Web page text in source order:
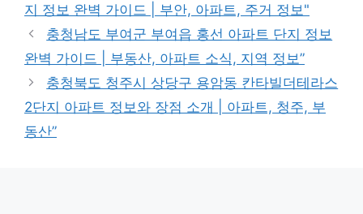
지 정보 완벽 가이드 | 부안, 아파트, 주거 정보"
충청남도 부여군 부여읍 홍선 아파트 단지 정보
완벽 가이드 | 부동산, 아파트 소식, 지역 정보”
충청북도 청주시 상당구 용암동 칸타빌더테라스
2단지 아파트 정보와 장점 소개 | 아파트, 청주, 부
동산”